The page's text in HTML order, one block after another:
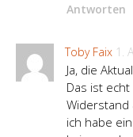
Antworten
Toby Faix 1.
Ja, die
Das ist
Widerstand
ich habe